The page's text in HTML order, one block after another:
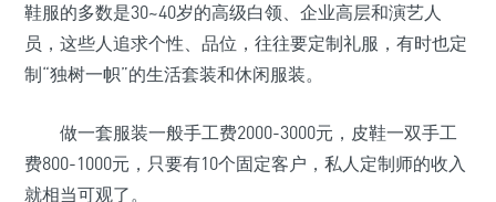
鞋服的多数是30~40岁的高级白领、企业高层和演艺人
员，这些人追求个性、品位，往往要定制礼服，有时也定
制“独树一帜”的生活套装和休闲服装。
做一套服装一般手工费2000-3000元，皮鞋一双手工
费800-1000元，只要有10个固定客户，私人定制师的收入
就相当可观了。